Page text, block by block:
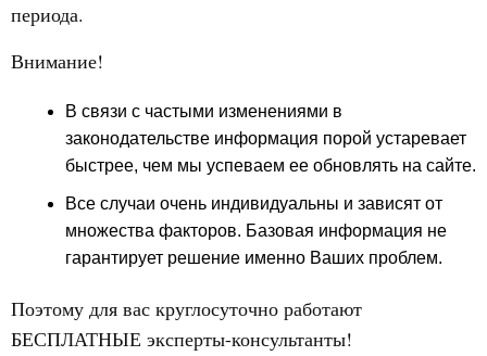
периода.
Внимание!
В связи с частыми изменениями в
законодательстве информация порой устаревает
быстрее, чем мы успеваем ее обновлять на сайте.
Все случаи очень индивидуальны и зависят от
множества факторов. Базовая информация не
гарантирует решение именно Ваших проблем.
Поэтому для вас круглосуточно работают
БЕСПЛАТНЫЕ эксперты-консультанты!